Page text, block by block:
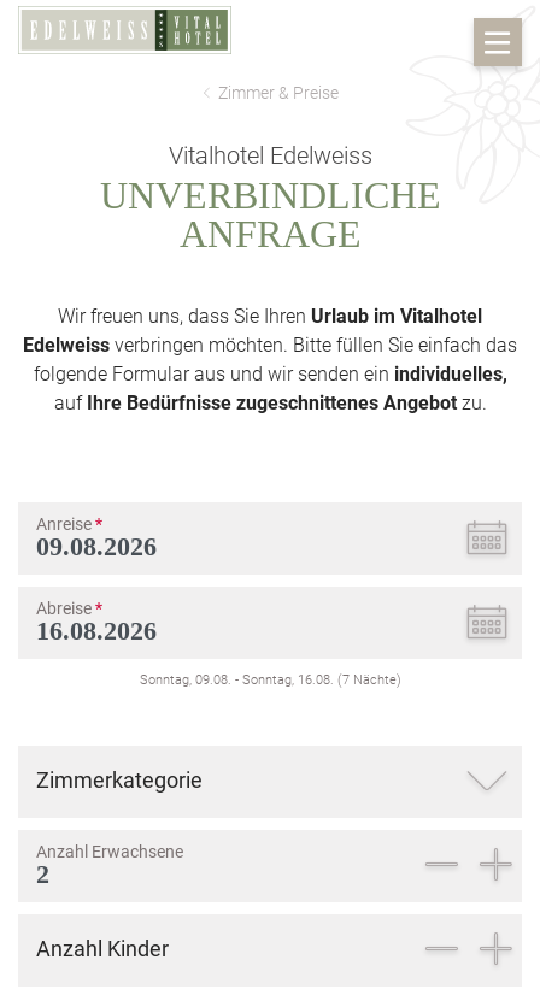
Zimmer & Preise
Vitalhotel Edelweiss
UNVERBINDLICHE
ANFRAGE
Wir freuen uns, dass Sie Ihren Urlaub im Vitalhotel
Edelweiss verbringen möchten. Bitte füllen Sie einfach das
folgende Formular aus und wir senden ein individuelles,
auf Ihre Bedürfnisse zugeschnittenes Angebotzu.
Anreise*
Abreise*
Sonntag, 09.08. - Sonntag, 16.08. (7 Nächte)
Zimmerkategorie
Anzahl Erwachsene
Anzahl Kinder